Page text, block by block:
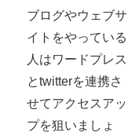
ブログやウェブサ
イトをやっている
人はワードプレス
とtwitterを連携さ
せてアクセスアッ
プを狙いましょ